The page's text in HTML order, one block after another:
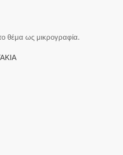
θέμα ως μικρογραφία.